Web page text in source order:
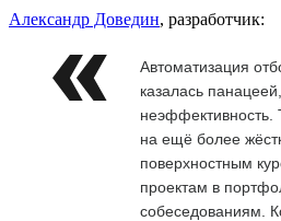
Александр Доведин, разработчик:
Автоматизация
казалась
неэффективность.
на ещё более
поверхностным
проектам в
собеседованиям.